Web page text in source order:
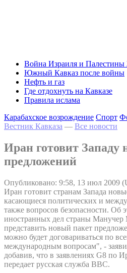
Война Израиля и Палестины
Южный Кавказ после войны
Нефть и газ
Где отдохнуть на Кавказе
Правила ислама
Карабахское возрождение Спорт
Вестник Кавказа — Все новости
Иран готовит Западу
предложений
Опубликовано: 9:58, 13 июл 2009
Иран готовит странам Запада
касающиеся политических и
также вопросов безопасности. Об
иностранных дел страны
представить новый пакет
можно будет договариваться по
международным вопросам", -
добавив, что в заявлениях G8 по
передает русская служба BBC.